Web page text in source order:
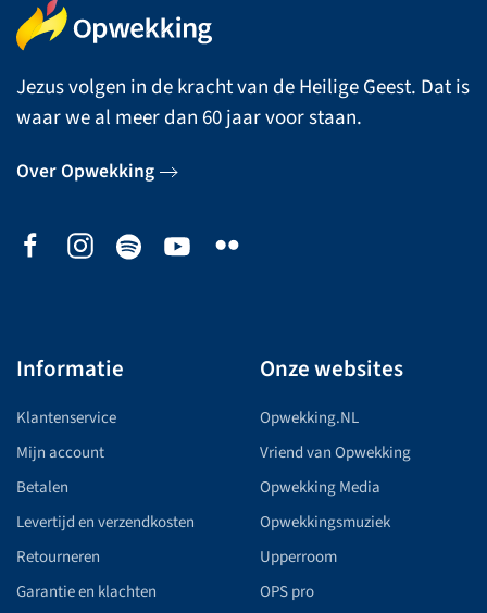
Jezus volgen in de kracht van de Heilige Geest. Dat is
waar we al meer dan 60 jaar voor staan.
Over Opwekking
Informatie
Klantenservice
Mijn account
Betalen
Levertijd en verzendkosten
Retourneren
Garantie en klachten
Onze websites
Opwekking.NL
Vriend van Opwekking
Opwekking Media
Opwekkingsmuziek
Upperroom
OPS pro